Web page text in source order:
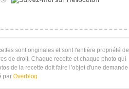
sont originales et sont l'entière propriété de
de droit. Chaque recette et chaque photo qui
de la recette doit faire l’objet d'une demande
par Overblog